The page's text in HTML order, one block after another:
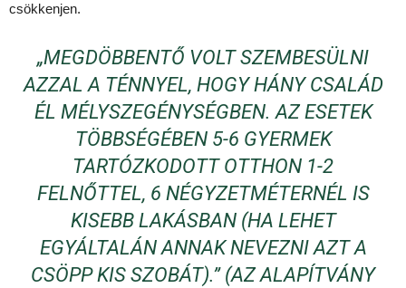
csökkenjen.
„MEGDÖBBENTŐ VOLT SZEMBESÜLNI
AZZAL A TÉNNYEL, HOGY HÁNY CSALÁD
ÉL MÉLYSZEGÉNYSÉGBEN. AZ ESETEK
TÖBBSÉGÉBEN 5-6 GYERMEK
TARTÓZKODOTT OTTHON 1-2
FELNŐTTEL, 6 NÉGYZETMÉTERNÉL IS
KISEBB LAKÁSBAN (HA LEHET
EGYÁLTALÁN ANNAK NEVEZNI AZT A
CSÖPP KIS SZOBÁT).” (AZ ALAPÍTVÁNY